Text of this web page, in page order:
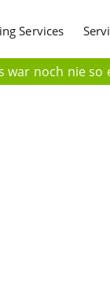
war noch nie
Services